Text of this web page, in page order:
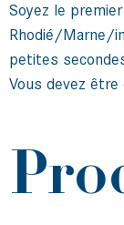
Soyez le
Rhodié/Marne/
petites
Vous devez être